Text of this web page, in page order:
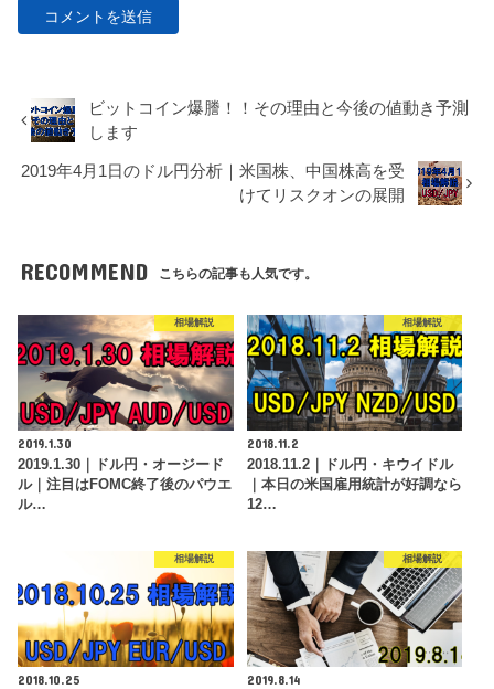
ビットコイン爆謄！！その理由と今後の値動き予測
します
2019年4月1日のドル円分析｜米国株、中国株高を受
けてリスクオンの展開
RECOMMEND こちらの記事も人気です。
相場解説
2019.1.30
2019.1.30｜ドル円・オージード
ル｜注目はFOMC終了後のパウエ
ル…
相場解説
2018.11.2
2018.11.2｜ドル円・キウイドル
｜本日の米国雇用統計が好調なら
12…
相場解説
2018.10.25
相場解説
2019.8.14